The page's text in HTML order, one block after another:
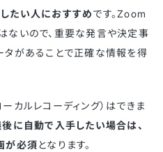
たい人におすすめです。Zoom
ないので、重要な発言や決定事
タがあることで正確な情報を得
カルレコーディング）はできま
に自動で入手したい場合は、
が必須となります。